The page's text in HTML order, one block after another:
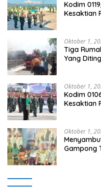
Kodim
Kesaktian
Oktober 1,
Tiga
Yang
Oktober 1,
Kodim
Kesaktian
Oktober 1,
Gampong